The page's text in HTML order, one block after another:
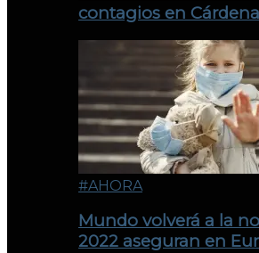
contagios en
#AHORA
Mundo volverá a la
2022 aseguran en